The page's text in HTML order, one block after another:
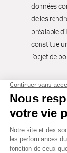
données
de les
préalable
constitue
l’objet de